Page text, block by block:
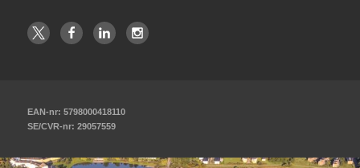
EAN-nr: 5798000418110
SE/CVR-nr: 29057559